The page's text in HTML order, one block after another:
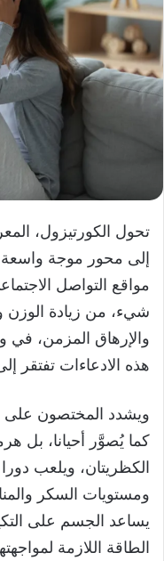
تحول الكورتيزول،
إلى محور موجة
مواقع التواصل
شيء، من زيادة الوزن
والإرهاق المزمن، في
هذه الادعاءات تفتقر
ويشدد المختصون على
كما يُصوَّر أحيانا، بل
الكظريتان، ويلعب
ومستويات السكر
يساعد الجسم على
الطاقة اللازمة